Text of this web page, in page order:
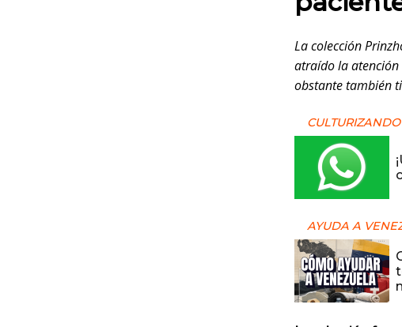
La colección
atraído la atención
obstante también
AYUDA A